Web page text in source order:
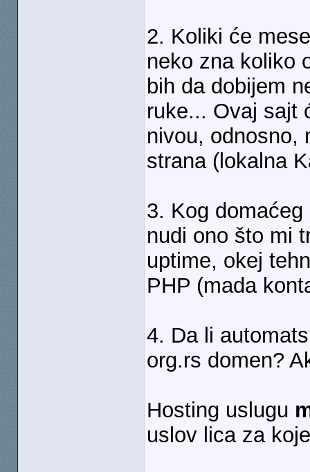
2. Koliki će
neko zna koliko
bih da dobijem
ruke... Ovaj sajt
nivou, odnosno,
strana (lokalna
3. Kog
nudi ono što mi
uptime, okej
PHP (mada
4. Da li
org.rs domen?
Hosting uslugu
uslov lica za